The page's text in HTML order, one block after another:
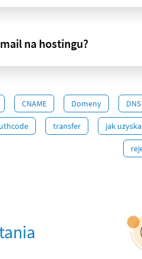
na hostingu?
CNAME Domeny DNS
transfer jak